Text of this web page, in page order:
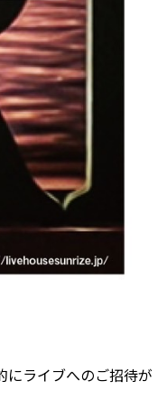
にライブへのご招待が